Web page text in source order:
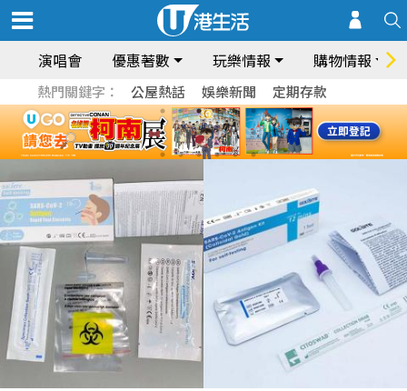
演唱會 優惠著數 玩樂情報 購物情報
熱門關鍵字： 公屋熱話 娛樂新聞 定期存款